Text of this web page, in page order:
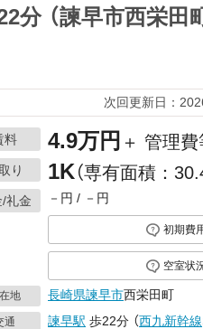
（諫早市西栄田
次回更新日：
料 4.9万円 ＋ 管理
り 1K（専有面積：
/礼金 －円 / －円
初期費
空室状
地 長崎県諫早市西栄田町
通 諫早駅 歩22分 （西九新幹線